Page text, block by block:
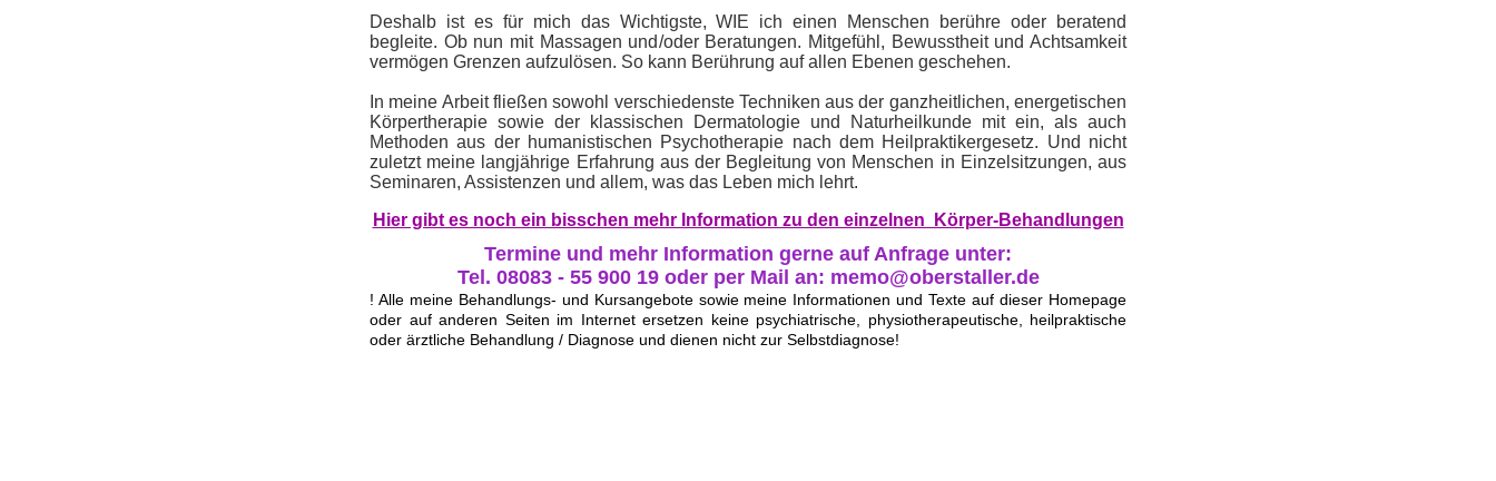
Deshalb ist es für mich das Wichtigste, WIE ich einen Menschen berühre oder beratend
begleite. Ob nun mit Massagen und/oder Beratungen. Mitgefühl, Bewusstheit und Achtsamkeit
vermögen Grenzen aufzulösen. So kann Berührung auf allen Ebenen geschehen.
In meine Arbeit fließen sowohl verschiedenste Techniken aus der ganzheitlichen, energetischen
Körpertherapie sowie der klassischen Dermatologie und Naturheilkunde mit ein, als auch
Methoden aus der humanistischen Psychotherapie nach dem Heilpraktikergesetz. Und nicht
zuletzt meine langjährige Erfahrung aus der Begleitung von Menschen in Einzelsitzungen, aus
Seminaren, Assistenzen und allem, was das Leben mich lehrt.
Hier gibt es noch ein bisschen mehr Information zu den einzelnen Körper-Behandlungen
Termine und mehr Information gerne auf Anfrage unter:
Tel. 08083 - 55 900 19 oder per Mail an: memo@oberstaller.de
! Alle meine Behandlungs- und Kursangebote sowie meine Informationen und Texte auf dieser Homepage
oder auf anderen Seiten im Internet ersetzen keine psychiatrische, physiotherapeutische, heilpraktische
oder ärztliche Behandlung / Diagnose und dienen nicht zur Selbstdiagnose!